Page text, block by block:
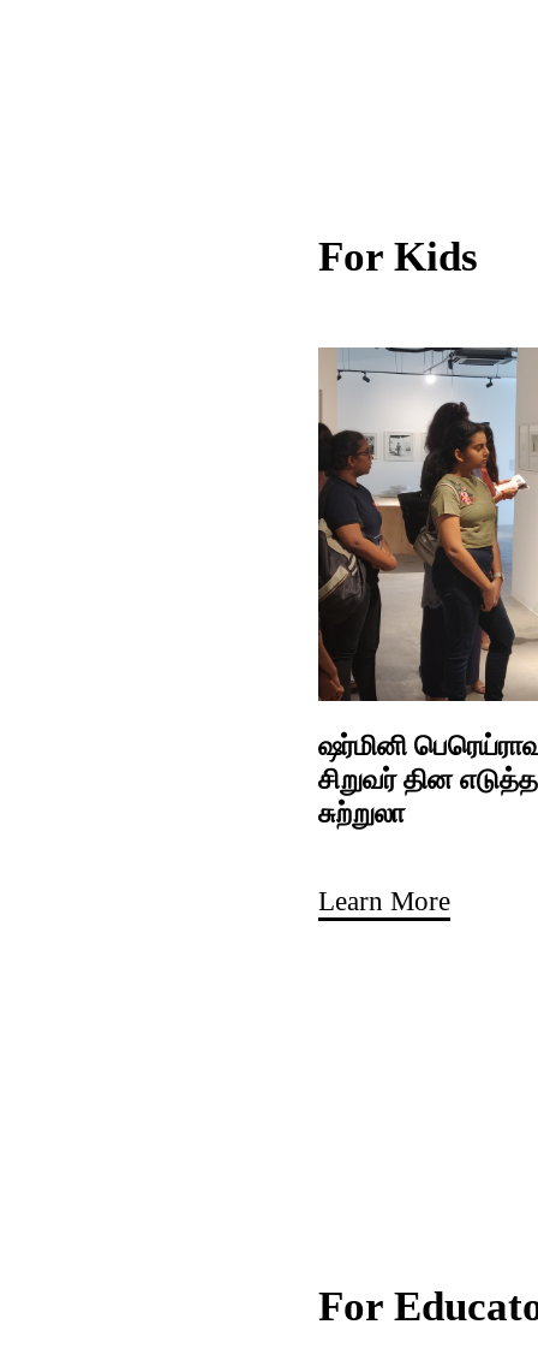
For Kids
ஷர்மினி
சிறுவர் தின
சுற்றுலா
Learn More
For